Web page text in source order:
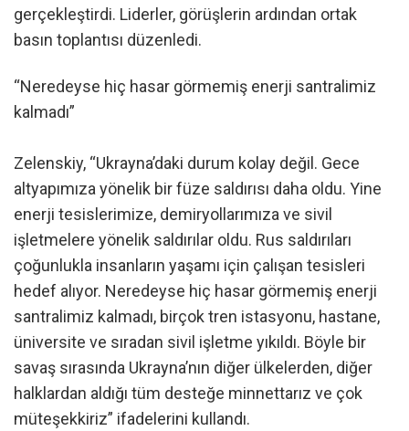
gerçekleştirdi. Liderler, görüşlerin ardından ortak
basın toplantısı düzenledi.
“Neredeyse hiç hasar görmemiş enerji santralimiz
kalmadı”
Zelenskiy, “Ukrayna’daki durum kolay değil. Gece
altyapımıza yönelik bir füze saldırısı daha oldu. Yine
enerji tesislerimize, demiryollarımıza ve sivil
işletmelere yönelik saldırılar oldu. Rus saldırıları
çoğunlukla insanların yaşamı için çalışan tesisleri
hedef alıyor. Neredeyse hiç hasar görmemiş enerji
santralimiz kalmadı, birçok tren istasyonu, hastane,
üniversite ve sıradan sivil işletme yıkıldı. Böyle bir
savaş sırasında Ukrayna’nın diğer ülkelerden, diğer
halklardan aldığı tüm desteğe minnettarız ve çok
müteşekkiriz” ifadelerini kullandı.